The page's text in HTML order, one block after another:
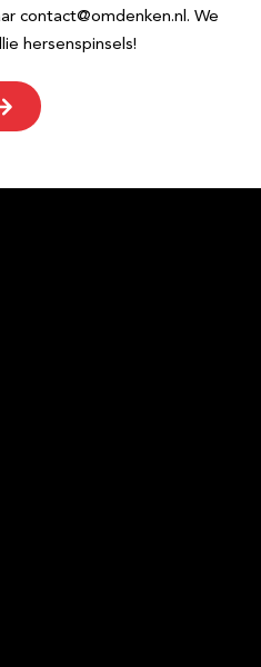
contact@omdenken.nl. We
hersenspinsels!